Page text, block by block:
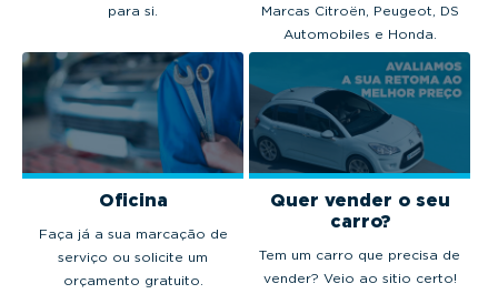
para si.
Marcas Citroën, Peugeot, DS
Automobiles e Honda.
Oficina
Faça já a sua marcação de
serviço ou solicite um
orçamento gratuito.
Quer vender o seu
carro?
Tem um carro que precisa de
vender? Veio ao sitio certo!